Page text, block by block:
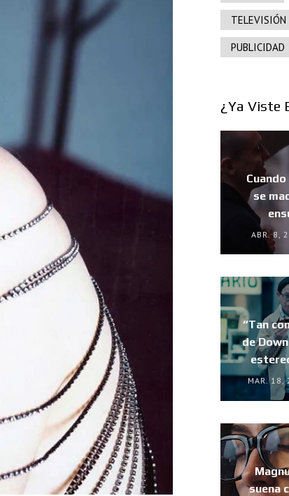
TELEVISIÓN
PUBLICIDAD
¿Ya Viste
se
ABR. 8,
“Tan
de
MAR. 18,
suena